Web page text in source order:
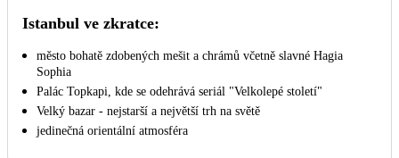
Istanbul ve zkratce:
město bohatě zdobených mešit a chrámů včetně slavné Hagia
Sophia
Palác Topkapi, kde se odehrává seriál "Velkolepé století"
Velký bazar - nejstarší a největší trh na světě
jedinečná orientální atmosféra